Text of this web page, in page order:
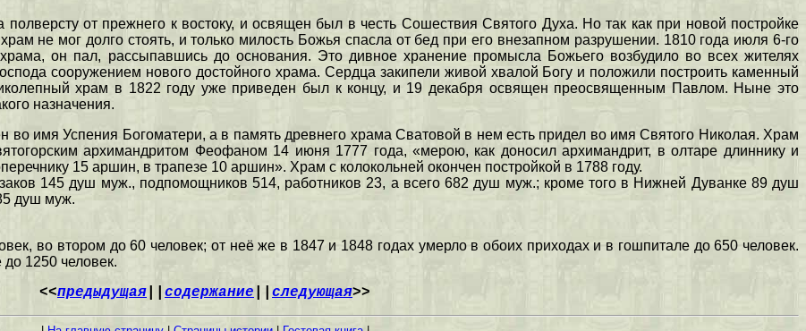
от прежнего к востоку, и освящен был в честь Сошествия Святого Духа. Но так как при новой постройке
не мог долго стоять, и только милость Божья спасла от бед при его внезапном разрушении. 1810 года июля 6-го
он пал, рассыпавшись до основания. Это дивное хранение промысла Божьего возбудило во всех жителях
сооружением нового достойного храма. Сердца закипели живой хвалой Богу и положили построить каменный
храм в 1822 году уже приведен был к концу, и 19 декабря освящен преосвященным Павлом. Ныне это
назначения.
имя Успения Богоматери, а в память древнего храма Сватовой в нем есть придел во имя Святого Николая. Храм
архимандритом Феофаном 14 июня 1777 года, «мерою, как доносил архимандрит, в олтаре длиннику и
15 аршин, в трапезе 10 аршин». Храм с колокольней окончен постройкой в 1788 году.
145 душ муж., подпомощников 514, работников 23, а всего 682 душ муж.; кроме того в Нижней Дуванке 89 душ
душ муж.
во втором до 60 человек; от неё же в 1847 и 1848 годах умерло в обоих приходах и в гошпитале до 650 человек.
1250 человек.
<<предыдущая содержание следующая>>